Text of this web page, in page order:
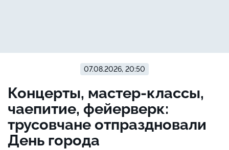
07.08.2026, 20:50
Концерты, мастер-классы,
чаепитие, фейерверк:
трусовчане отпраздновали
День города